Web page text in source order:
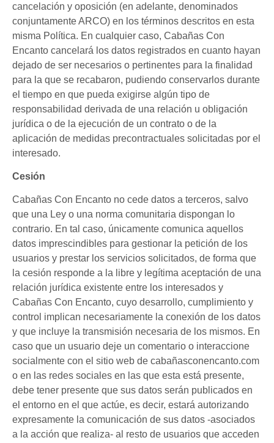
cancelación y oposición (en adelante, denominados
conjuntamente ARCO) en los términos descritos en esta
misma Política. En cualquier caso, Cabañas Con
Encanto cancelará los datos registrados en cuanto hayan
dejado de ser necesarios o pertinentes para la finalidad
para la que se recabaron, pudiendo conservarlos durante
el tiempo en que pueda exigirse algún tipo de
responsabilidad derivada de una relación u obligación
jurídica o de la ejecución de un contrato o de la
aplicación de medidas precontractuales solicitadas por el
interesado.
Cesión
Cabañas Con Encanto no cede datos a terceros, salvo
que una Ley o una norma comunitaria dispongan lo
contrario. En tal caso, únicamente comunica aquellos
datos imprescindibles para gestionar la petición de los
usuarios y prestar los servicios solicitados, de forma que
la cesión responde a la libre y legítima aceptación de una
relación jurídica existente entre los interesados y
Cabañas Con Encanto, cuyo desarrollo, cumplimiento y
control implican necesariamente la conexión de los datos
y que incluye la transmisión necesaria de los mismos. En
caso que un usuario deje un comentario o interaccione
socialmente con el sitio web de cabañasconencanto.com
o en las redes sociales en las que esta está presente,
debe tener presente que sus datos serán publicados en
el entorno en el que actúe, es decir, estará autorizando
expresamente la comunicación de sus datos -asociados
a la acción que realiza- al resto de usuarios que acceden